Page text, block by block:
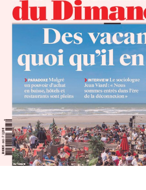
Le collectif
Nos actualités
Notre « Incolettre » mensuelle
Recherche